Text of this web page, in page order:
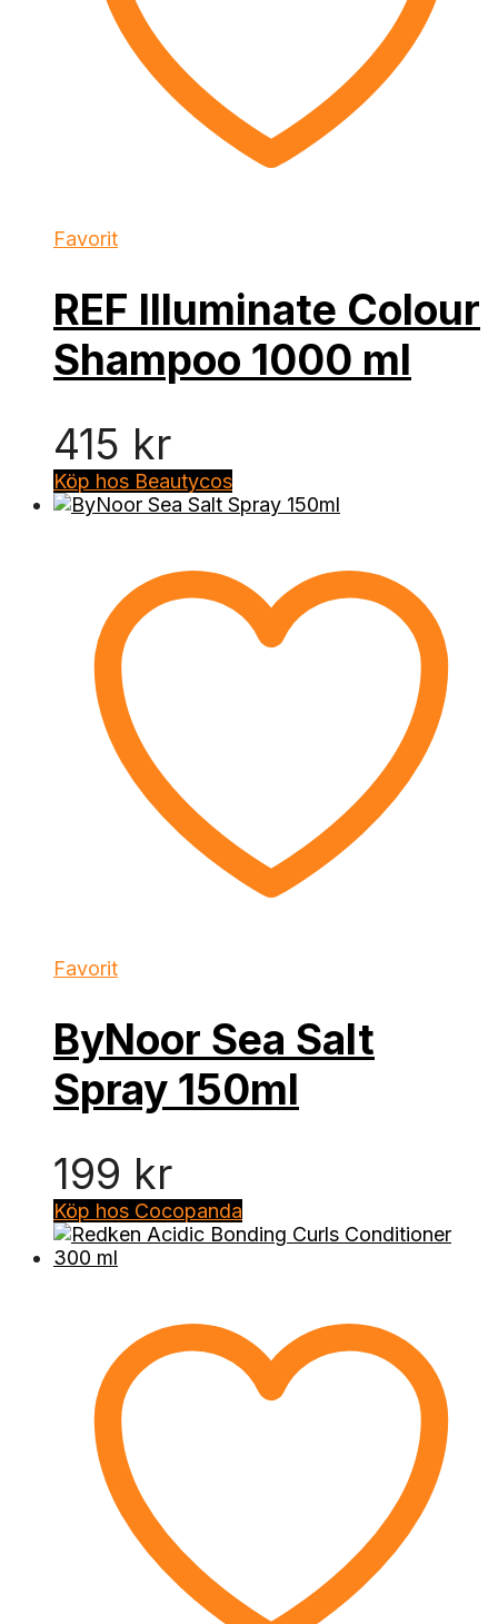
Favorit
REF Illuminate Colour
Shampoo 1000 ml
415 kr
Köp hos Beautycos
Favorit
ByNoor Sea Salt
Spray 150ml
199 kr
Köp hos Cocopanda